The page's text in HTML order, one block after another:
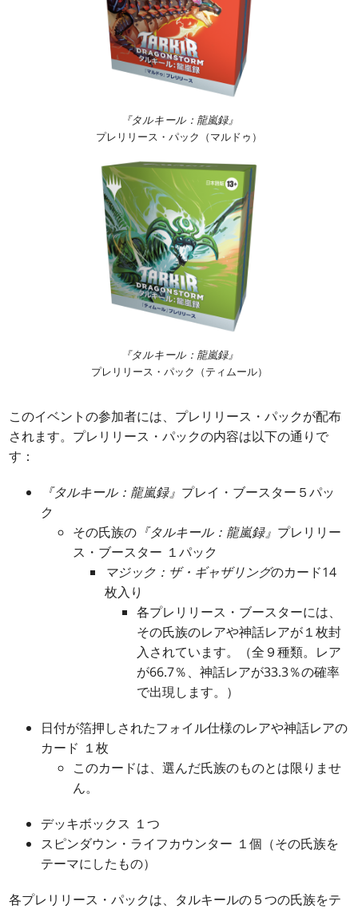
『タルキール：龍嵐録』
プレリリース・パック（マルドゥ）
『タルキール：龍嵐録』
プレリリース・パック（ティムール）
このイベントの参加者には、プレリリース・パックが配布
されます。プレリリース・パックの内容は以下の通りで
す：
『タルキール：龍嵐録』 プレイ・ブースター５パッ
ク
その氏族の 『タルキール：龍嵐録』 プレリリー
ス・ブースター １パック
マジック：ザ・ギャザリングのカード14
枚入り
各プレリリース・ブースターには、
その氏族のレアや神話レアが１枚封
入されています。（全９種類。レア
が66.7％、神話レアが33.3％の確率
で出現します。）
日付が箔押しされたフォイル仕様のレアや神話レアの
カード １枚
このカードは、選んだ氏族のものとは限りませ
ん。
デッキボックス １つ
スピンダウン・ライフカウンター １個（その氏族を
テーマにしたもの）
各プレリリース・パックは、タルキールの５つの氏族をテ